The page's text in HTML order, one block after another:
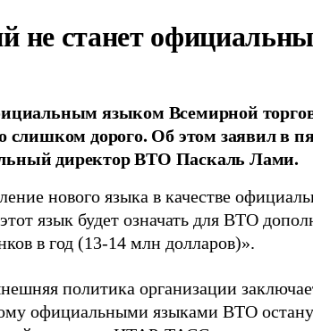
не станет
языком Всемирной
слишком дорого. Об этом заявил в
директор ВТО Паскаль Лами.
нового языка в качестве
язык будет означать для ВТО
в год (13-14 млн долларов)».
политика организации
официальными языками ВТО